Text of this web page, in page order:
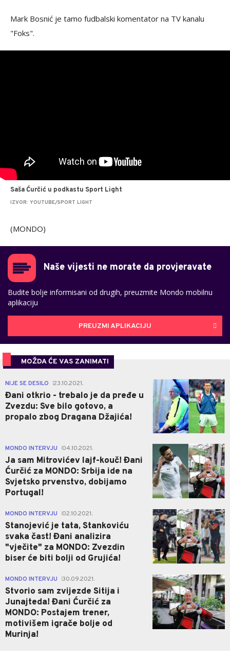
Mark Bosnić je tamo fudbalski komentator na TV kanalu
"Foks".
Saša Ćurčić u podkastu Sport Light
IZVOR: YOUTUBE/SPORT LIGHT
(MONDO)
Naše vijesti ne morate da provjeravate
Budite bolje informisani od drugih, preuzmite Mondo mobilnu
aplikaciju
PREUZMI APLIKACIJU
MOŽDA ĆE VAS ZANIMATI
NIJE SE DESILO 23.10.2021.
Đani otkrio - trebalo je da pređe u
Zvezdu: Sve bilo gotovo, a
propalo zbog Dragana Džajića!
0
MONDO INTERVJU 04.10.2021.
Ja sam Mitrovićev lajf-kouč! Đani
Ćurčić za MONDO: Srbija ide na
Svjetsko prvenstvo, dobijamo
Portugal!
0
MONDO INTERVJU 02.10.2021.
Stanojević je tata, Stankoviću
svaka čast! Đani analizira
"vječite" za MONDO: Zvezdin
biser će biti bolji od Grujića!
0
MONDO INTERVJU 30.09.2021.
Stvorio sam zvijezde Sitija i
Junajteda! Đani Ćurčić za
MONDO: Postajem trener,
motivišem igrače bolje od
Murinja!
0